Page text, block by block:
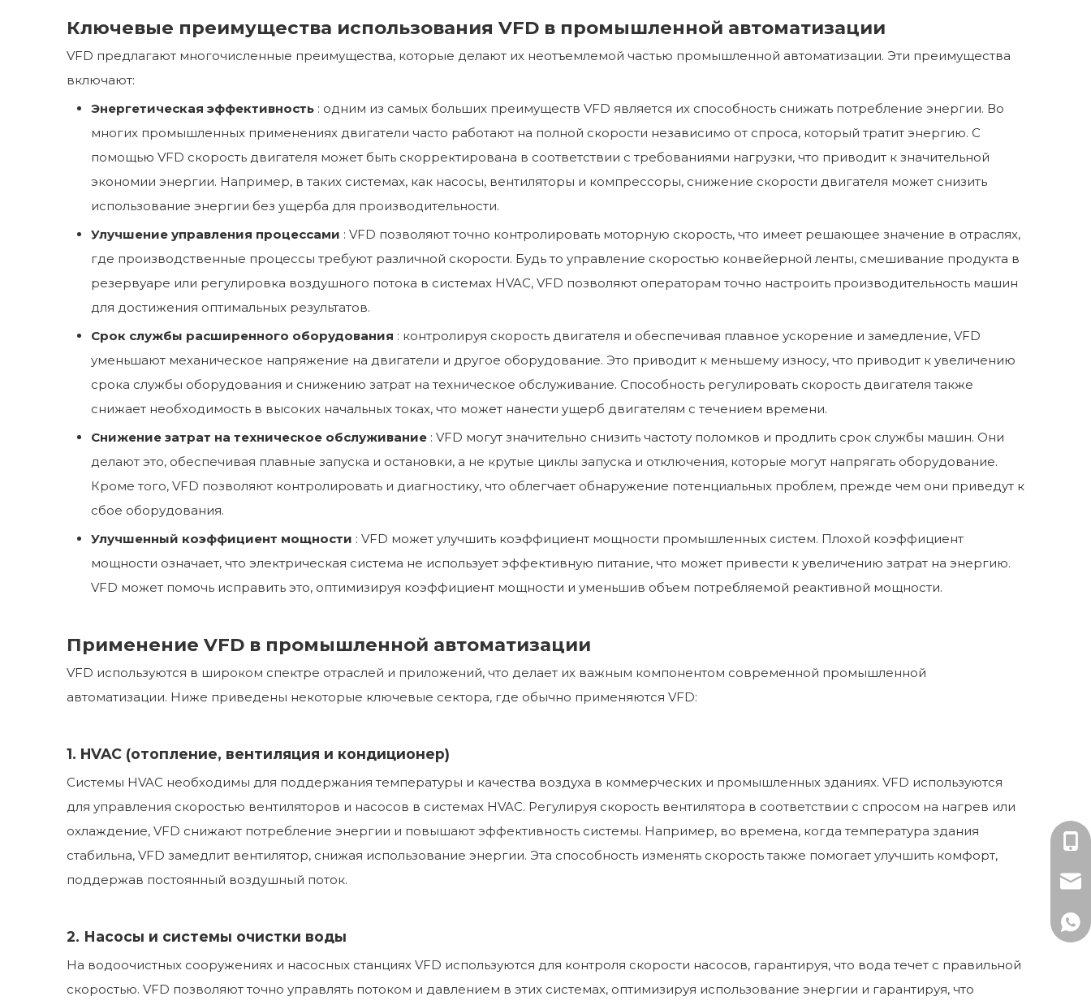
Ключевые преимущества использования VFD в промышленной автоматизации
VFD предлагают многочисленные преимущества, которые делают их неотъемлемой частью промышленной автоматизации. Эти преимущества
включают:
Энергетическая эффективность : одним из самых больших преимуществ VFD является их способность снижать потребление энергии. Во
многих промышленных применениях двигатели часто работают на полной скорости независимо от спроса, который тратит энергию. С
помощью VFD скорость двигателя может быть скорректирована в соответствии с требованиями нагрузки, что приводит к значительной
экономии энергии. Например, в таких системах, как насосы, вентиляторы и компрессоры, снижение скорости двигателя может снизить
использование энергии без ущерба для производительности.
Улучшение управления процессами : VFD позволяют точно контролировать моторную скорость, что имеет решающее значение в отраслях,
где производственные процессы требуют различной скорости. Будь то управление скоростью конвейерной ленты, смешивание продукта в
резервуаре или регулировка воздушного потока в системах HVAC, VFD позволяют операторам точно настроить производительность машин
для достижения оптимальных результатов.
Срок службы расширенного оборудования : контролируя скорость двигателя и обеспечивая плавное ускорение и замедление, VFD
уменьшают механическое напряжение на двигатели и другое оборудование. Это приводит к меньшему износу, что приводит к увеличению
срока службы оборудования и снижению затрат на техническое обслуживание. Способность регулировать скорость двигателя также
снижает необходимость в высоких начальных токах, что может нанести ущерб двигателям с течением времени.
Снижение затрат на техническое обслуживание : VFD могут значительно снизить частоту поломков и продлить срок службы машин. Они
делают это, обеспечивая плавные запуска и остановки, а не крутые циклы запуска и отключения, которые могут напрягать оборудование.
Кроме того, VFD позволяют контролировать и диагностику, что облегчает обнаружение потенциальных проблем, прежде чем они приведут к
сбое оборудования.
Улучшенный коэффициент мощности : VFD может улучшить коэффициент мощности промышленных систем. Плохой коэффициент
мощности означает, что электрическая система не использует эффективную питание, что может привести к увеличению затрат на энергию.
VFD может помочь исправить это, оптимизируя коэффициент мощности и уменьшив объем потребляемой реактивной мощности.
Применение VFD в промышленной автоматизации
VFD используются в широком спектре отраслей и приложений, что делает их важным компонентом современной промышленной
автоматизации. Ниже приведены некоторые ключевые сектора, где обычно применяются VFD:
1. HVAC (отопление, вентиляция и кондиционер)
Системы HVAC необходимы для поддержания температуры и качества воздуха в коммерческих и промышленных зданиях. VFD используются
для управления скоростью вентиляторов и насосов в системах HVAC. Регулируя скорость вентилятора в соответствии с спросом на нагрев или
охлаждение, VFD снижают потребление энергии и повышают эффективность системы. Например, во времена, когда температура здания
стабильна, VFD замедлит вентилятор, снижая использование энергии. Эта способность изменять скорость также помогает улучшить комфорт,
поддержав постоянный воздушный поток.
2. Насосы и системы очистки воды
На водоочистных сооружениях и насосных станциях VFD используются для контроля скорости насосов, гарантируя, что вода течет с правильной
скоростью. VFD позволяют точно управлять потоком и давлением в этих системах, оптимизируя использование энергии и гарантируя, что